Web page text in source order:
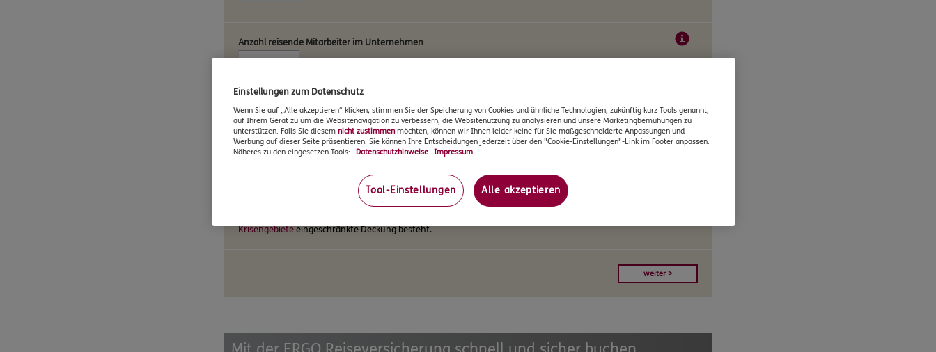
Anzahl reisende Mitarbeiter im Unternehmen
Krisengebieteeingeschränkte Deckung besteht.
Einstellungen zum Datenschutz
Wenn Sie auf „Alle akzeptieren“ klicken, stimmen Sie der Speicherung von Cookies und ähnliche Technologien, zukünftig kurz Tools genannt,
auf Ihrem Gerät zu um die Websitenavigation zu verbessern, die Websitenutzung zu analysieren und unsere Marketingbemühungen zu
unterstützen. Falls Sie diesem nicht zustimmenmöchten, können wir Ihnen leider keine für Sie maßgeschneiderte Anpassungen und
Werbung auf dieser Seite präsentieren. Sie können Ihre Entscheidungen jederzeit über den "Cookie-Einstellungen"-Link im Footer anpassen.
Näheres zu den eingesetzen Tools:
Datenschutzhinweise Impressum
Tool-Einstellungen Alle akzeptieren